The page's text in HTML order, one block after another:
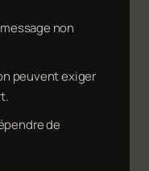
non
peuvent exiger
de